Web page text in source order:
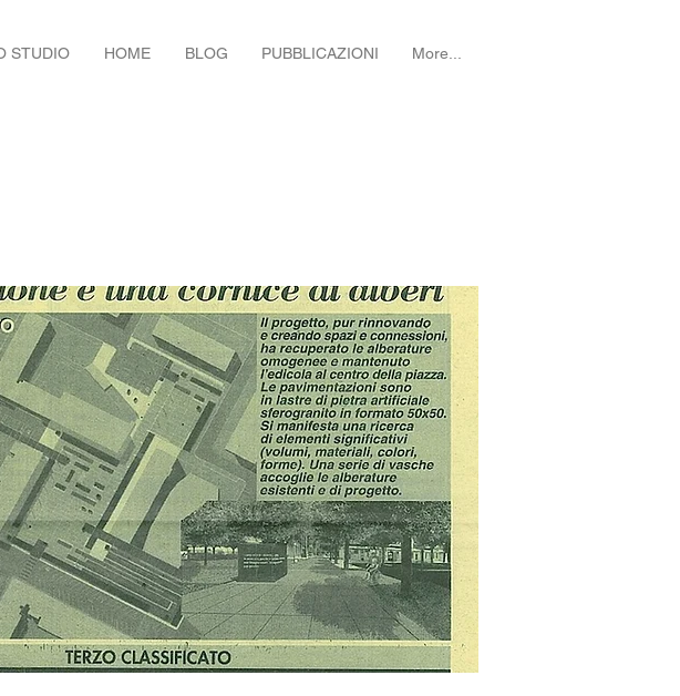
STUDIO HOME BLOG PUBBLICAZIONI More...